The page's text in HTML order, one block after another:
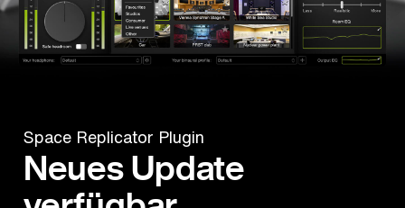
Space Replicator Plugin
Neues Update